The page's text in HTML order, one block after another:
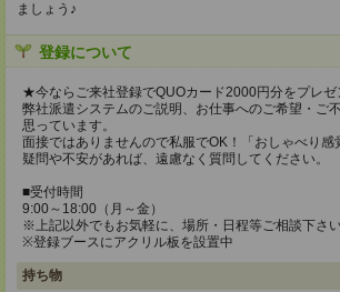
ましょう♪
登録について
★今ならご来社登録でQUOカード2000円分をプレ
弊社派遣システムのご説明、お仕事へのご希望・ご
思っています。
面接ではありませんので私服でOK！「おしゃべり感
疑問や不安があれば、遠慮なく質問してください。
■受付時間
9:00～18:00（月～金）
※上記以外でもお気軽に、場所・日程等ご相談下さい
※登録ブースにアクリル板を設置中
持ち物